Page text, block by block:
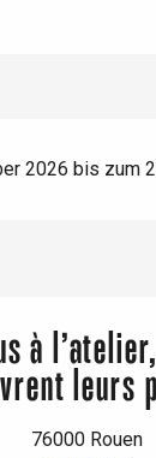
2026 bis zum
à
leurs
76000 Rouen